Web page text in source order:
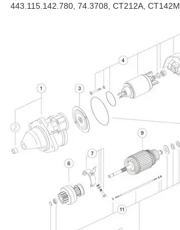
443.115.142.780, 74.3708, CT212A, СТ142М.